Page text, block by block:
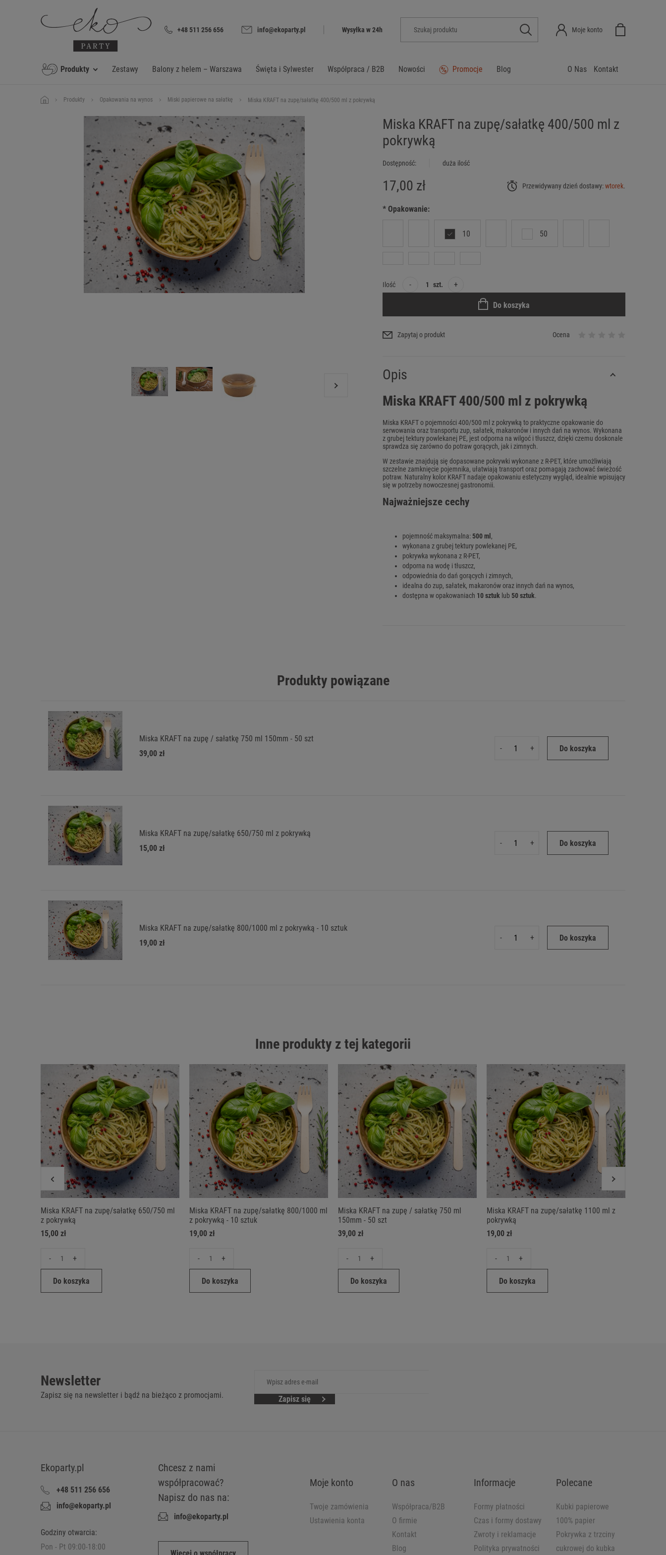
+48 511 256 656 info@ekoparty.pl Wysyłka w 24h Moje konto
Produkty Zestawy Balony z helem – Warszawa Święta i Sylwester Współpraca / B2B Nowości Promocje Blog Kontakt
O Nas
Produkty Opakowania na wynos Miski papierowe na sałatkę Miska KRAFT na zupę/sałatkę 400/500 ml z pokrywką
Miska KRAFT na zupę/sałatkę 400/500 ml z
pokrywką
Dostępność: duża ilość
* Opakowanie:
10 50
17,00 zł Przewidywany dzień dostawy:wtorek.
Ilość - szt. +
Do koszyka
Zapytaj o produkt Ocena
Opis
Miska KRAFT 400/500 ml z pokrywką
Miska KRAFT o pojemności 400/500 ml z pokrywką to praktyczne opakowanie do
serwowania oraz transportu zup, sałatek, makaronów i innych dań na wynos. Wykonana
z grubej tektury powlekanej PE, jest odporna na wilgoć i tłuszcz, dzięki czemu doskonale
sprawdza się zarówno do potraw gorących, jak i zimnych.
W zestawie znajdują się dopasowane pokrywki wykonane z R-PET, które umożliwiają
szczelne zamknięcie pojemnika, ułatwiają transport oraz pomagają zachować świeżość
potraw. Naturalny kolor KRAFT nadaje opakowaniu estetyczny wygląd, idealnie wpisujący
się w potrzeby nowoczesnej gastronomii.
Najważniejsze cechy
pojemność maksymalna:500 ml ,
wykonana z grubej tektury powlekanej PE,
pokrywka wykonana z R-PET,
odporna na wodę i tłuszcz,
odpowiednia do dań gorących i zimnych,
idealna do zup, sałatek, makaronów oraz innych dań na wynos,
dostępna w opakowaniach 10 sztuk lub 50 sztuk.
Produkty powiązane
Miska KRAFT na zupę / sałatkę 750 ml 150mm - 50 szt
39,00 zł
- + Do koszyka
Miska KRAFT na zupę/sałatkę 650/750 ml z pokrywką
15,00 zł
- + Do koszyka
Miska KRAFT na zupę/sałatkę 800/1000 ml z pokrywką - 10 sztuk
19,00 zł
- + Do koszyka
Inne produkty z tej kategorii
Miska KRAFT na zupę/sałatkę 650/750 ml
z pokrywką
15,00 zł
- +
Do koszyka
Miska KRAFT na zupę/sałatkę 800/1000 ml
z pokrywką - 10 sztuk
19,00 zł
- +
Do koszyka
Miska KRAFT na zupę / sałatkę 750 ml
150mm - 50 szt
39,00 zł
- +
Do koszyka
Miska KRAFT na zupę/sałatkę 1100 ml z
pokrywką
19,00 zł
- +
Do koszyka
Newsletter
Zapisz się na newsletter i bądź na bieżąco z promocjami. Zapisz się
Ekoparty.pl
+48 511 256 656
info@ekoparty.pl
Godziny otwarcia:
Pon - Pt 09:00-18:00
Chcesz z nami
współpracować?
Napisz do nas na:
info@ekoparty.pl
Moje konto
Twoje zamówienia
Ustawienia konta
O nas
Współpraca/B2B
O firmie
Kontakt
Blog
Informacje
Formy płatności
Czas i formy dostawy
Zwroty i reklamacje
Polityka prywatności
Polecane
Kubki papierowe
100% papier
Pokrywka z trzciny
cukrowej do kubka